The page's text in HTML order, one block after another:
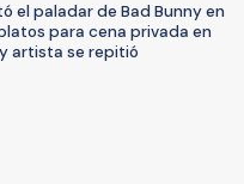
el paladar de Bad Bunny en
para cena privada en
artista se repitió